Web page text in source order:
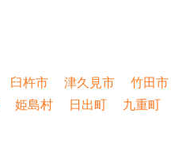
臼杵市 津久見市 竹田市
姫島村 日出町 九重町